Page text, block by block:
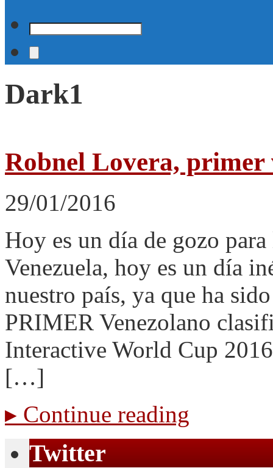
Dark1
Robnel Lovera, primer
29/01/2016
Hoy es un día de gozo
Venezuela, hoy es un día
nuestro país, ya que ha
PRIMER Venezolano
Interactive World Cup
[…]
▸ Continue reading
Twitter